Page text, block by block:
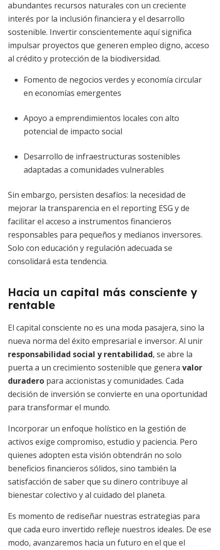
abundantes recursos naturales con un creciente
interés por la inclusión financiera y el desarrollo
sostenible. Invertir conscientemente aquí significa
impulsar proyectos que generen empleo digno, acceso
al crédito y protección de la biodiversidad.
Fomento de negocios verdes y economía circular
en economías emergentes
Apoyo a emprendimientos locales con alto
potencial de impacto social
Desarrollo de infraestructuras sostenibles
adaptadas a comunidades vulnerables
Sin embargo, persisten desafíos: la necesidad de
mejorar la transparencia en el reporting ESG y de
facilitar el acceso a instrumentos financieros
responsables para pequeños y medianos inversores.
Solo con educación y regulación adecuada se
consolidará esta tendencia.
Hacia un capital más consciente y
rentable
El capital consciente no es una moda pasajera, sino la
nueva norma del éxito empresarial e inversor. Al unir
responsabilidad social y rentabilidad, se abre la
puerta a un crecimiento sostenible que genera valor
duradero para accionistas y comunidades. Cada
decisión de inversión se convierte en una oportunidad
para transformar el mundo.
Incorporar un enfoque holístico en la gestión de
activos exige compromiso, estudio y paciencia. Pero
quienes adopten esta visión obtendrán no solo
beneficios financieros sólidos, sino también la
satisfacción de saber que su dinero contribuye al
bienestar colectivo y al cuidado del planeta.
Es momento de rediseñar nuestras estrategias para
que cada euro invertido refleje nuestros ideales. De ese
modo, avanzaremos hacia un futuro en el que el